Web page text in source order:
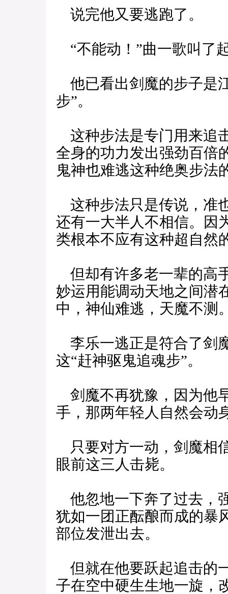
说完他又要逃跑了。
“不能动！”曲一歌叫了
他已看出剑魔的步子是
步”。
这种步法是专门用来追
全身的功力发出强劲百倍
鬼神也难逃这种绝奥步法
这种步法只是传说，准
还有一大半人不相信。因
类根本不应有这种超自然
但却有许多老一辈的高
妙运用能调动天地之间潜
中，神仙难逃，天魔不测
李乐一逃正是符合了剑
这“赶神驱鬼追魂步”。
剑魔不再犹豫，因为他
手，那两年轻人自然会动
只要对方一动，剑魔相
眼前这三人击毙。
他忽地一下奔了过去，
犹如一团正酝酿而成的暴
部位发泄出去。
但就在他要跃起追击的
子在空中硬生生地一旋，